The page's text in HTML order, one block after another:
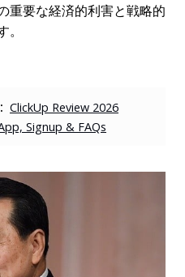
重要な経済的利害と戦略的
ClickUp Review 2026
Signup & FAQs